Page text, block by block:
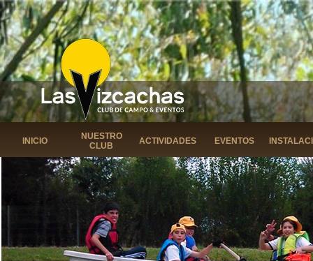
INICIO
NUESTRO
CLUB
ACTIVIDADES EVENTOS